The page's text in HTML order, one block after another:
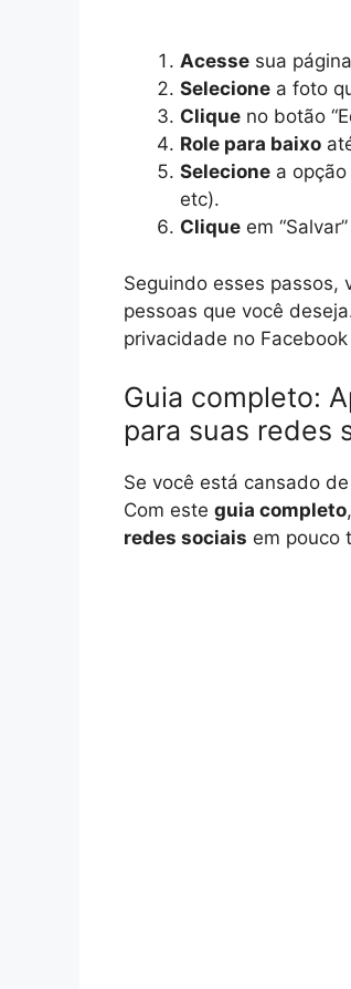
Acesse sua
Selecione a foto
Clique no botão
Role para baixo
Selecione a opção
etc).
Clique em
Seguindo esses passos,
pessoas que você
privacidade no
Guia completo:
para suas redes
Se você está cansado
Com este guia completo
redes sociais em pouco